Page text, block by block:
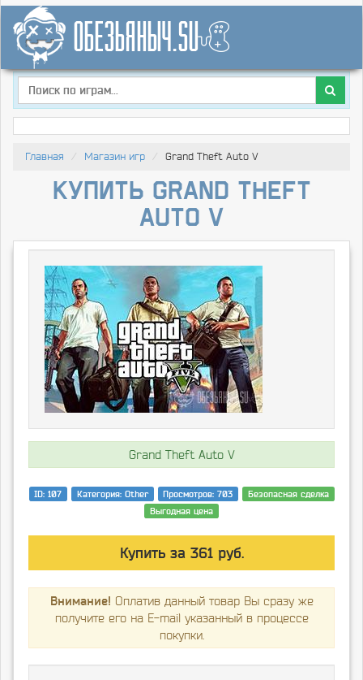
Главная Магазин игр Grand Theft Auto V
Купить Grand Theft
Auto V
Grand Theft Auto V
ID: 107 Категория: Other Просмотров: 703
Безопасная сделка
Выгодная цена
Купить за 361 руб.
Внимание! Оплатив данный товар Вы сразу же
получите его на E-mail указанный в процессе
покупки.